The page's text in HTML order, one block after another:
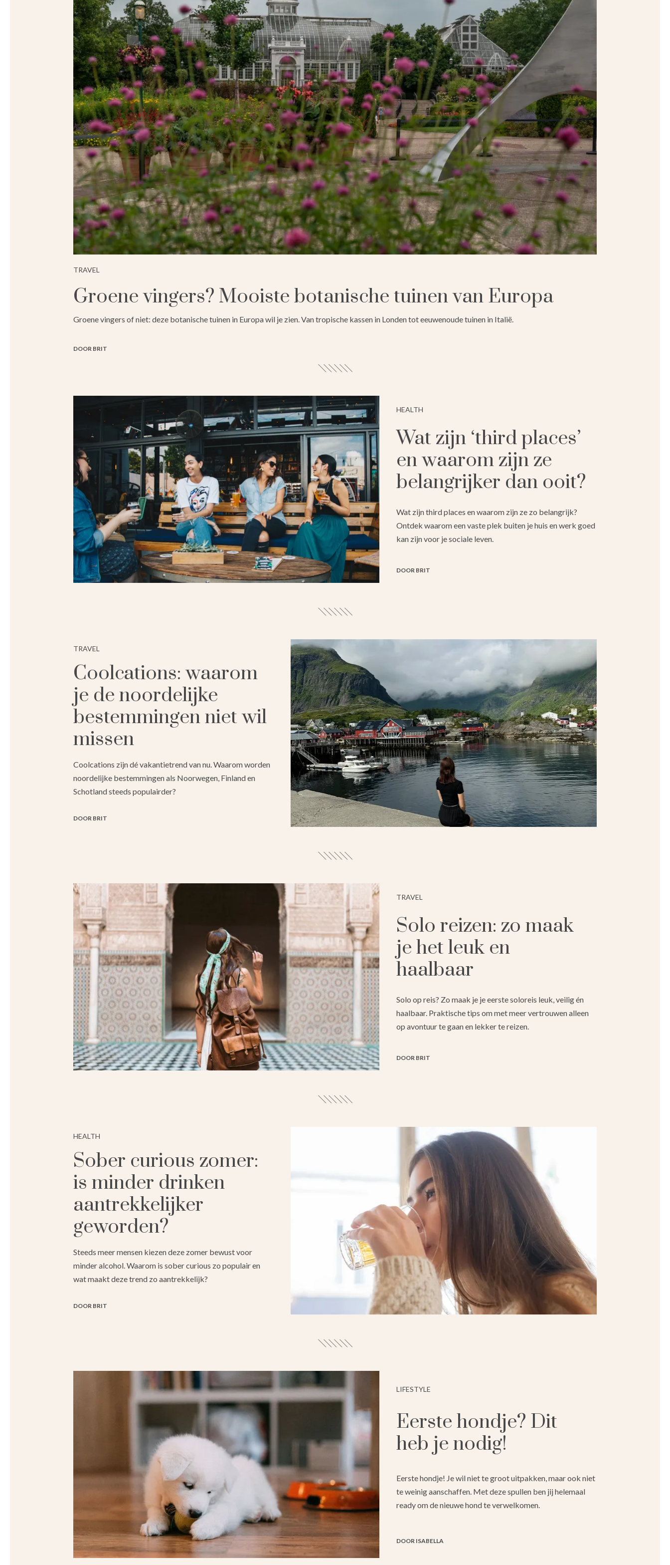
TRAVEL
Groene vingers? Mooiste botanische tuinen van Europa
Groene vingers of niet: deze botanische tuinen in Europa wil je zien. Van tropische kassen in Londen tot eeuwenoude tuinen in Italië.
DOOR BRIT
HEALTH
Wat zijn ‘third places’
en waarom zijn ze
belangrijker dan ooit?
Wat zijn third places en waarom zijn ze zo belangrijk?
Ontdek waarom een vaste plek buiten je huis en werk goed
kan zijn voor je sociale leven.
DOOR BRIT
TRAVEL
Coolcations: waarom
je de noordelijke
bestemmingen niet wil
missen
Coolcations zijn dé vakantietrend van nu. Waarom worden
noordelijke bestemmingen als Noorwegen, Finland en
Schotland steeds populairder?
DOOR BRIT
TRAVEL
Solo reizen: zo maak
je het leuk en
haalbaar
Solo op reis? Zo maak je je eerste soloreis leuk, veilig én
haalbaar. Praktische tips om met meer vertrouwen alleen
op avontuur te gaan en lekker te reizen.
DOOR BRIT
HEALTH
Sober curious zomer:
is minder drinken
aantrekkelijker
geworden?
Steeds meer mensen kiezen deze zomer bewust voor
minder alcohol. Waarom is sober curious zo populair en
wat maakt deze trend zo aantrekkelijk?
DOOR BRIT
LIFESTYLE
Eerste hondje? Dit
heb je nodig!
Eerste hondje! Je wil niet te groot uitpakken, maar ook niet
te weinig aanschaffen. Met deze spullen ben jij helemaal
ready om de nieuwe hond te verwelkomen.
DOOR ISABELLA